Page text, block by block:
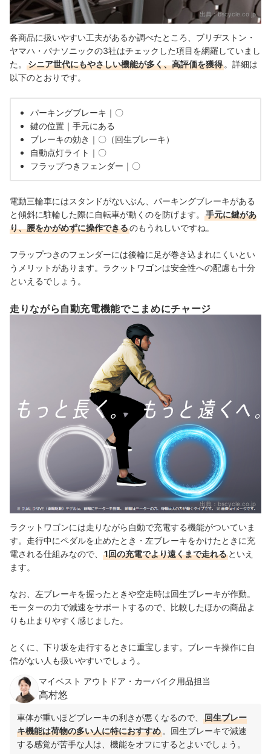
出典：bscycle.co.jp
各商品に扱いやすい工夫があるか調べたところ、ブリヂストン・
ヤマハ・パナソニックの3社はチェックした項目を網羅していまし
た。
シニア世代にもやさしい機能が多く、高評価を獲得 。詳細は
以下のとおりです。
パーキングブレーキ｜〇
鍵の位置｜手元にある
ブレーキの効き｜〇（回生ブレーキ）
自動点灯ライト｜〇
フラップつきフェンダー｜〇
電動三輪車にはスタンドがないぶん、パーキングブレーキがある
と傾斜に駐輪した際に自転車が動くのを防げます。
手元に鍵があ
り、腰をかがめずに操作できるのもうれしいですね。
フラップつきのフェンダーには後輪に足が巻き込まれにくいとい
うメリットがあります。 ラクットワゴンは安全性への配慮も十分
といえるでしょう。
走りながら自動充電機能でこまめにチャージ
出典： bscycle.co.jp
ラクットワゴンには走りながら自動で充電する機能がついていま
す。走行中にペダルを止めたとき・左ブレーキをかけたときに充
電される仕組みなので、
1回の充電でより遠くまで走れる といえ
ます。
なお、左ブレーキを握ったときや空走時は回生ブレーキが作動。
モーターの力で減速をサポートするので、比較したほかの商品よ
りも止まりやすく感じました。
とくに、下り坂を走行するときに重宝します。ブレーキ操作に自
信がない人も扱いやすいでしょう。
マイベスト アウトドア・カーバイク用品担当
高村悠
車体が重いほどブレーキの利きが悪くなるので、
回生ブレー
キ機能は荷物の多い人に特におすすめ 。回生ブレーキで減速
する感覚が苦手な人は、機能をオフにするとよいでしょう。